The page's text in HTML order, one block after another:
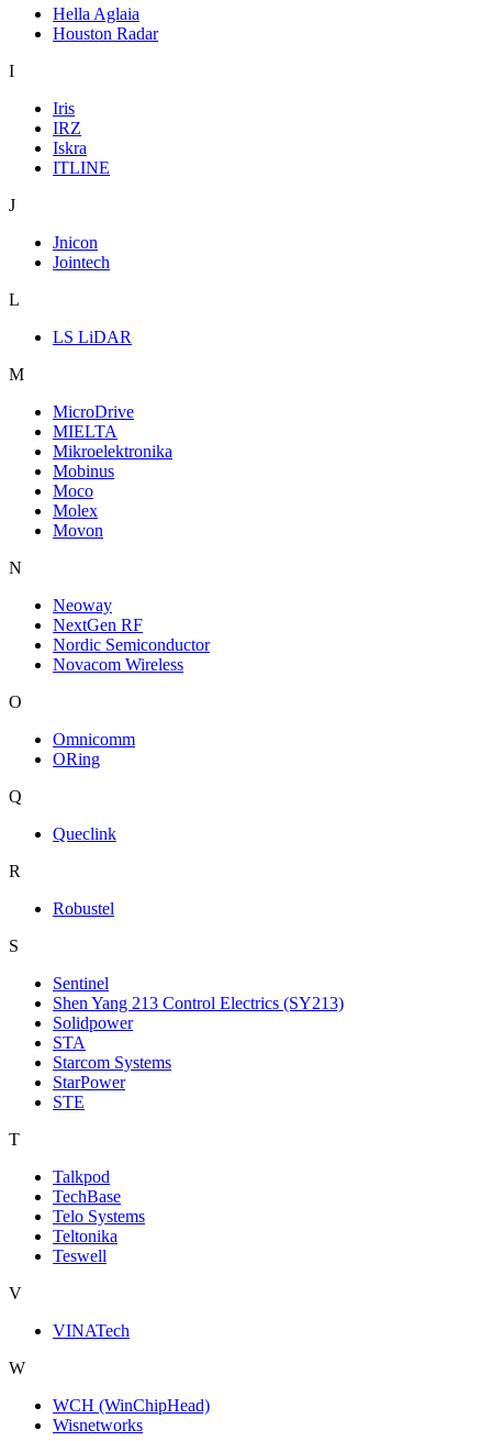
Hella Aglaia
Houston Radar
I
Iris
IRZ
Iskra
ITLINE
J
Jnicon
Jointech
L
LS LiDAR
M
MicroDrive
MIELTA
Mikroelektronika
Mobinus
Moco
Molex
Movon
N
Neoway
NextGen RF
Nordic Semiconductor
Novacom Wireless
O
Omnicomm
ORing
Q
Queclink
R
Robustel
S
Sentinel
Shen Yang 213 Control Electrics (SY213)
Solidpower
STA
Starcom Systems
StarPower
STE
T
Talkpod
TechBase
Telo Systems
Teltonika
Teswell
V
VINATech
W
WCH (WinChipHead)
Wisnetworks